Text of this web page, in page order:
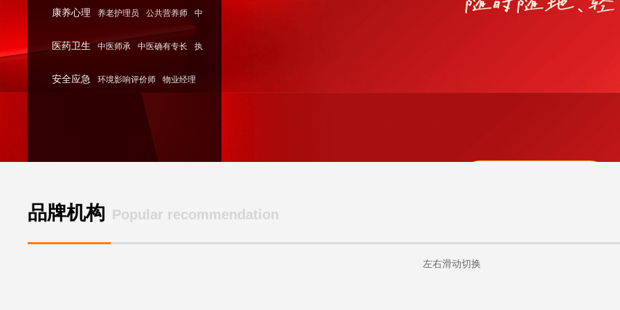
证券从业资格证
康养心理 养老护理员 公共营养师 中
医康复理疗师
医药卫生 中医师承 中医确有专长 执
业医师
安全应急 环境影响评价师 物业经理
品牌机构 Popular recommendation
左右滑动切换